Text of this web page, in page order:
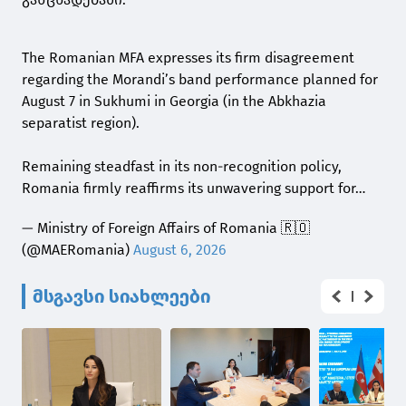
The Romanian MFA expresses its firm disagreement
regarding the Morandi’s band performance planned for
August 7 in Sukhumi in Georgia (in the Abkhazia
separatist region).
Remaining steadfast in its non-recognition policy,
Romania firmly reaffirms its unwavering support for…
— Ministry of Foreign Affairs of Romania 🇷🇴
(@MAERomania) August 6, 2026
მსგავსი სიახლეები